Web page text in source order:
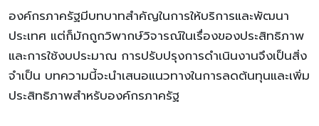
องค์กรภาครัฐมีบทบาทสำคัญในการให้บริการและพัฒนา
ประเทศ แต่ก็มักถูกวิพากษ์วิจารณ์ในเรื่องของประสิทธิภาพ
และการใช้งบประมาณ การปรับปรุงการดำเนินงานจึงเป็นสิ่ง
จำเป็น บทความนี้จะนำเสนอแนวทางในการลดต้นทุนและเพิ่ม
ประสิทธิภาพสำหรับองค์กรภาครัฐ